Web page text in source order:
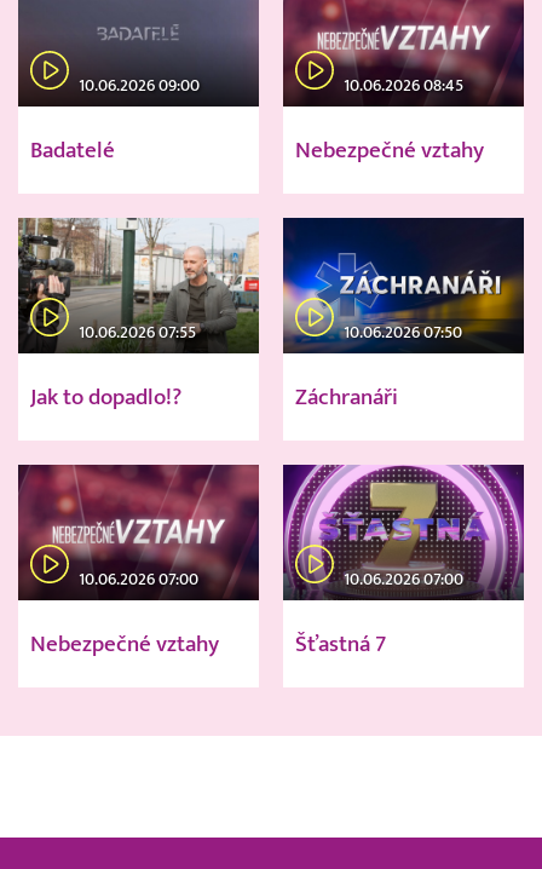
10.06.2026 09:00
Badatelé
10.06.2026 08:45
Nebezpečné vztahy
10.06.2026 07:55
Jak to dopadlo!?
10.06.2026 07:50
Záchranáři
10.06.2026 07:00
Nebezpečné vztahy
10.06.2026 07:00
Šťastná 7